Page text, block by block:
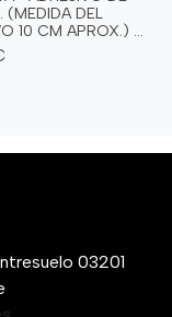
(MEDIDA DEL
10 CM APROX.) ...
03201